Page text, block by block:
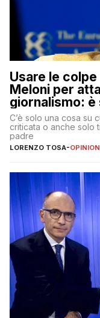
Usare le
Meloni per
giornalismo:
Dimostriamo
C’è solo una cosa su
criticata o anche solo
padre
LORENZO TOSA-